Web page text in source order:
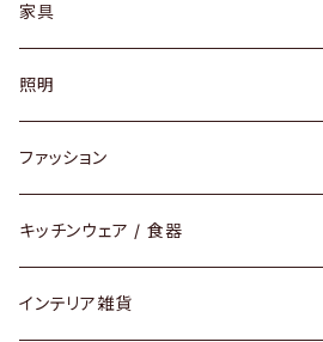
家具
ソファ / ベンチ
チェア / スツール
ダイニングセット / ダイニングテーブル
ローテーブル / サイドテーブル
照明
ペンダントライト
テーブルランプ / デスクスタンド
フロアライト
ファッション
アクセサリー
リング
財布
キッチンウェア / 食器
グラス / タンブラー
インテリア雑貨